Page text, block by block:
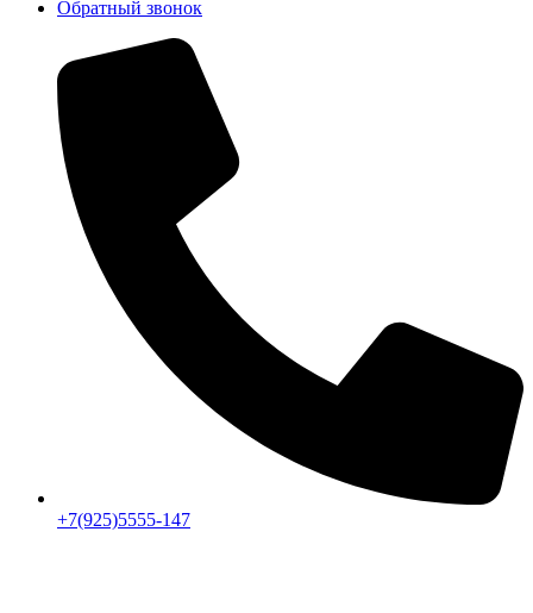
Обратный звонок
+7(925)5555-147